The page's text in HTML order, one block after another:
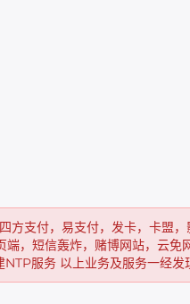
方支付，易支付，发卡，卡盟
，短信轰炸，赌博网站，云
服务 以上业务及服务一经发